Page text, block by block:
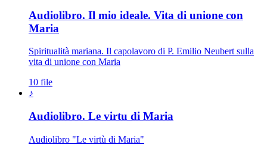
Audiolibro. Il mio ideale. Vita di unione con
Maria
Spiritualità mariana. Il capolavoro di P. Emilio Neubert sulla
vita di unione con Maria
10 file
♪
Audiolibro. Le virtu di Maria
Audiolibro "Le virtù di Maria"